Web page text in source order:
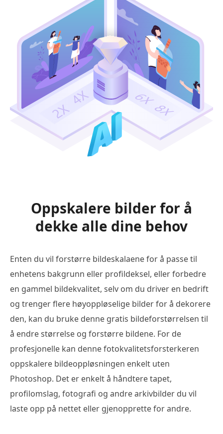
Oppskalere bilder for å
dekke alle dine behov
Enten du vil forstørre bildeskalaene for å passe til
enhetens bakgrunn eller profildeksel, eller forbedre
en gammel bildekvalitet, selv om du driver en bedrift
og trenger flere høyoppløselige bilder for å dekorere
den, kan du bruke denne gratis bildeforstørrelsen til
å endre størrelse og forstørre bildene. For de
profesjonelle kan denne fotokvalitetsforsterkeren
oppskalere bildeoppløsningen enkelt uten
Photoshop. Det er enkelt å håndtere tapet,
profilomslag, fotografi og andre arkivbilder du vil
laste opp på nettet eller gjenopprette for andre.